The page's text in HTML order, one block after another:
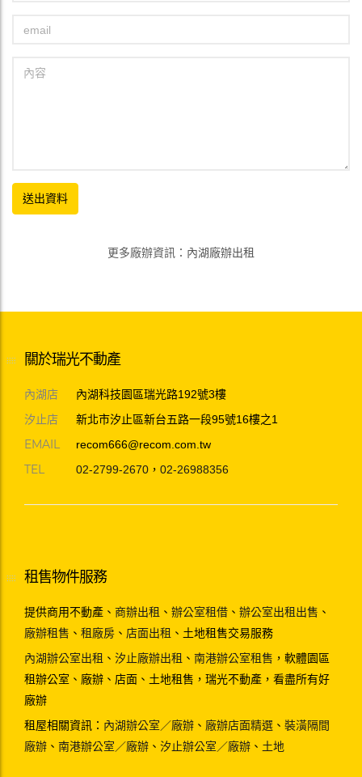
更多廠辦資訊 ： 內湖廠辦出租
關於瑞光不動產
內湖店 內湖科技園區瑞光路192號3樓
汐止店 新北市汐止區新台五路一段95號16樓之1
EMAIL recom666@recom.com.tw
TEL 02-2799-2670 ， 02-26988356
租售物件服務
提供商用不動產、 商辦出租 、 辦公室租借 、 辦公室出租出售 、
廠辦租售 、 租廠房 、 店面出租 、土地租售交易服務
內湖辦公室出租 、 汐止廠辦出租 、 南港辦公室租售 ，軟體園區
租辦公室、廠辦、店面、土地租售，瑞光不動產，看盡所有好
廠辦
租屋相關資訊： 內湖辦公室／廠辦 、 廠辦店面精選 、 裝潢隔間
廠辦 、 南港辦公室／廠辦 、 汐止辦公室／廠辦 、 土地